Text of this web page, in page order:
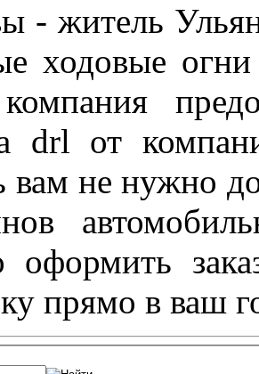
- житель
ходовые
drl от
вам не нужно
оформить
прямо в ваш